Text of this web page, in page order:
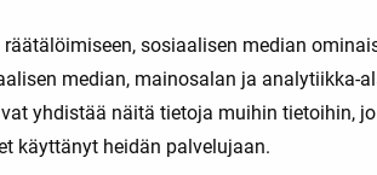
sosiaalisen median
median, mainosalan ja analytiikka-
yhdistää näitä tietoja muihin tietoihin,
käyttänyt heidän palvelujaan.
Nopeat toimitusajat